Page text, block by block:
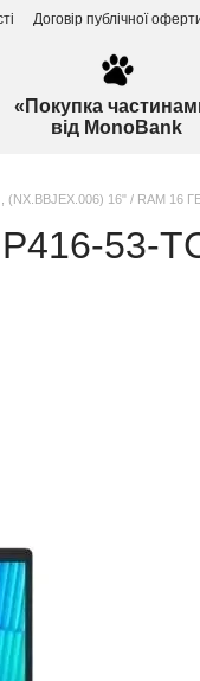
Договір публічної
«Покупка
від MonoBank
(NX.BBJEX.006) 16" / RAM 16
53-